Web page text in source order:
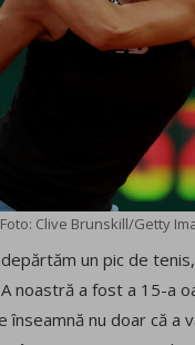
Foto: Clive Brunskill/Getty
un pic de
noastră a fost a 15-a
înseamnă nu doar că a